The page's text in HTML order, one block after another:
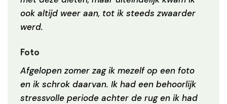
ook altijd weer aan, tot ik steeds zwaarder
werd.
Foto
Afgelopen zomer zag ik mezelf op een foto
en ik schrok daarvan. Ik had een behoorlijk
stressvolle periode achter de rug en ik had